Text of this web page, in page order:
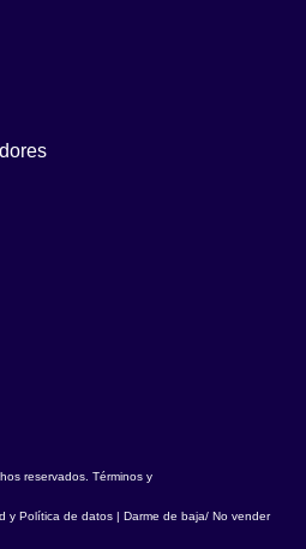
reservados. Términos y
y Política de datos | Darme de baja/ No vender